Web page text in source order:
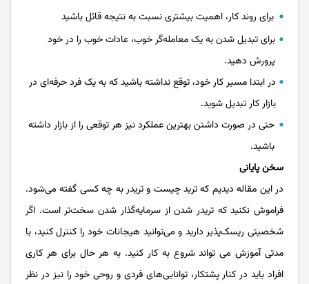
برای روند کار، اهمیت بیشتری نسبت به نتیجه قائل باشید
برای تبدیل شدن به یک معامله‌گر خوب، عادات خوب را در خود
پرورش دهید.
در ابتدا مسیر کار خود، توقع نداشته باشید که به یک فرد حرفه‌ای در
بازار کار تبدیل شوید.
حتی در صورت داشتن بهترین عملکرد نیز هر توقعی را از بازار داشته
باشید.
سخن پایانی
در این مقاله دیدیم که ترید چیست و تریدر به چه کسی گفته می‌‌‌‌‌‌‌‌‌‌‌‌‌‌شود.
فراموش نکنید که تریدر شدن از سرمایه‌‌‌‌‌‌‌‌‌‌‌‌‌‌گذار شدن سخت‌‌‌‌‌‌‌‌‌‌‌‌‌‌تر است. اگر
شخصیتی ریسک‌‌‌‌‌‌‌‌‌‌‌‌‌‌پذیر دارید و می‌‌‌‌‌‌‌‌‌‌‌‌‌‌توانید هیجانات خود را کنترل کنید، با
مدتی آموزش می تواند شروع به کار کنید. به هر حال برای هر کاری
افراد باید در کنار پشتکار، توانایی‌‌‌‌‌‌‌‌‌‌‌‌‌‌های فردی و روحی خود را نیز در نظر